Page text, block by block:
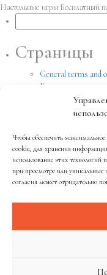
Чтобы обеспечить
cookie, для хранения
использование этих
при просмотре или уникальные
согласия может отрицательно
Настольные игры Бесплатный
Страницы
General terms and
Kонтакт
Legal notice
Politique de cookies
домашняя
История
Локализация
Неповторимый
Приверженность